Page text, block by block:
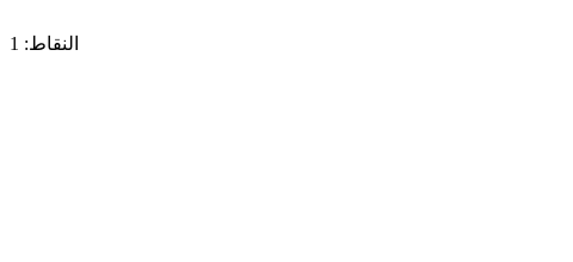
النقاط: 1